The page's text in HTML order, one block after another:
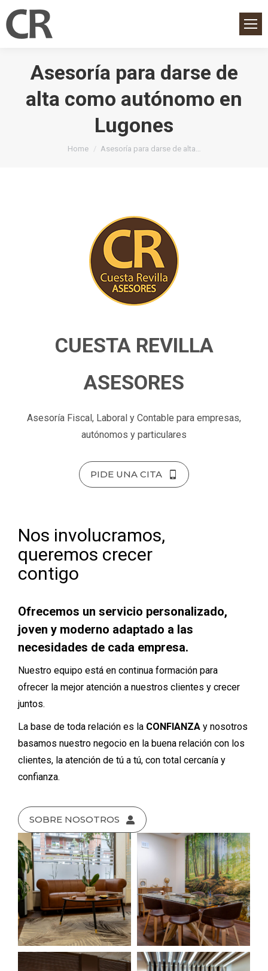
Asesoría para darse de
alta como autónomo en
Lugones
You are here:
Home Asesoría para darse de alta…
CUESTA REVILLA
ASESORES
Asesoría Fiscal, Laboral y Contable para empresas,
autónomos y particulares
PIDE UNA CITA
Nos involucramos,
queremos crecer
contigo
Ofrecemos un servicio personalizado,
joven y moderno adaptado a las
necesidades de cada empresa.
Nuestro equipo está en continua formación para
ofrecer la mejor atención a nuestros clientes y crecer
juntos.
La base de toda relación es la CONFIANZA y nosotros
basamos nuestro negocio en la buena relación con los
clientes, la atención de tú a tú, con total cercanía y
confianza.
SOBRE NOSOTROS